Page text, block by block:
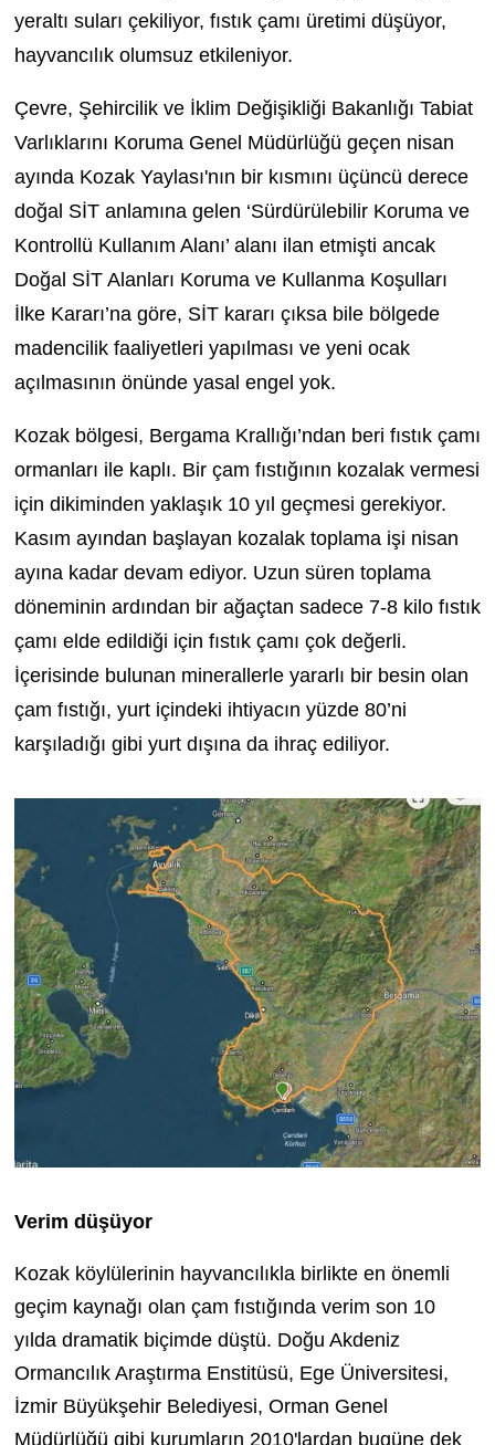
yeraltı suları çekiliyor, fıstık çamı üretimi düşüyor,
hayvancılık olumsuz etkileniyor.
Çevre, Şehircilik ve İklim Değişikliği Bakanlığı Tabiat
Varlıklarını Koruma Genel Müdürlüğü geçen nisan
ayında Kozak Yaylası'nın bir kısmını üçüncü derece
doğal SİT anlamına gelen ‘Sürdürülebilir Koruma ve
Kontrollü Kullanım Alanı’ alanı ilan etmişti ancak
Doğal SİT Alanları Koruma ve Kullanma Koşulları
İlke Kararı’na göre, SİT kararı çıksa bile bölgede
madencilik faaliyetleri yapılması ve yeni ocak
açılmasının önünde yasal engel yok.
Kozak bölgesi, Bergama Krallığı’ndan beri fıstık çamı
ormanları ile kaplı. Bir çam fıstığının kozalak vermesi
için dikiminden yaklaşık 10 yıl geçmesi gerekiyor.
Kasım ayından başlayan kozalak toplama işi nisan
ayına kadar devam ediyor. Uzun süren toplama
döneminin ardından bir ağaçtan sadece 7-8 kilo fıstık
çamı elde edildiği için fıstık çamı çok değerli.
İçerisinde bulunan minerallerle yararlı bir besin olan
çam fıstığı, yurt içindeki ihtiyacın yüzde 80’ni
karşıladığı gibi yurt dışına da ihraç ediliyor.
Verim düşüyor
Kozak köylülerinin hayvancılıkla birlikte en önemli
geçim kaynağı olan çam fıstığında verim son 10
yılda dramatik biçimde düştü. Doğu Akdeniz
Ormancılık Araştırma Enstitüsü, Ege Üniversitesi,
İzmir Büyükşehir Belediyesi, Orman Genel
Müdürlüğü gibi kurumların 2010'lardan bugüne dek